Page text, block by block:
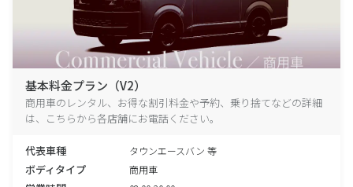
基本料金プラン（V2）
商用車のレンタル、お得な割引料金や予約、乗り捨てなどの詳細
は、こちらから各店舗にお電話ください。
代表車種 タウンエースバン 等
ボディタイプ 商用車